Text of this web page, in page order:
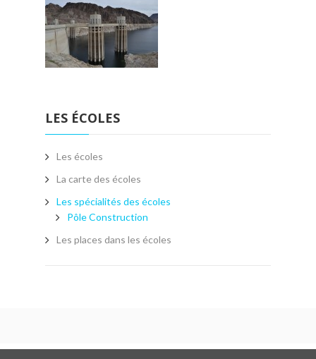
LES ÉCOLES
Les écoles
La carte des écoles
Les spécialités des écoles
Pôle Construction
Les places dans les écoles